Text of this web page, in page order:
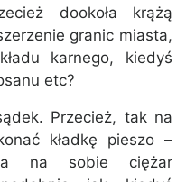
dookoła krążą
granic miasta,
karnego, kiedyś
etc?
Przecież, tak na
kładkę pieszo –
na sobie ciężar